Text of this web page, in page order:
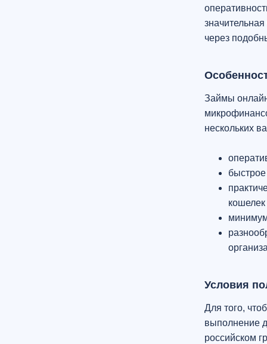
через
Займы
нескольких
Условия
Для того,
выполнение
российском